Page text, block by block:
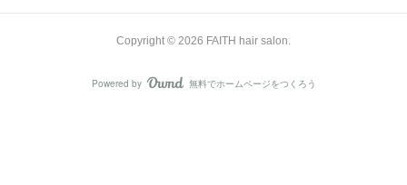
Copyright © 2026 FAITH hair salon.
Powered by AmebaOwnd
無料でホームページをつくろう